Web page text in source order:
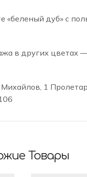
«беленый дуб» с
в других цветах
Михайлов, 1
Товары